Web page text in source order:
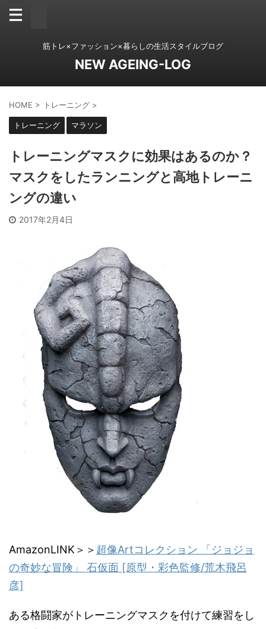
筋トレ×ファッション×暮らしの生活スタイルブログ
NEW AGEING-LOG
HOME > トレーニング >
トレーニング マラソン
トレーニングマスクに効果はあるのか？
マスクをしたランニングと高地トレーニ
ングの違い
2017年2月4日
AmazonLINK＞＞ 超像Artコレクション 「ジョジョ
の奇妙な冒険」 石仮面 [原型・彩色監修/荒木飛呂
彦]
ある格闘家がトレーニングマスクを付けて練習をし